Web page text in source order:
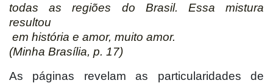
todas as regiões do Brasil. Essa mistura
resultou
em história e amor, muito amor.
(Minha Brasília, p. 17)
As páginas revelam as particularidades de